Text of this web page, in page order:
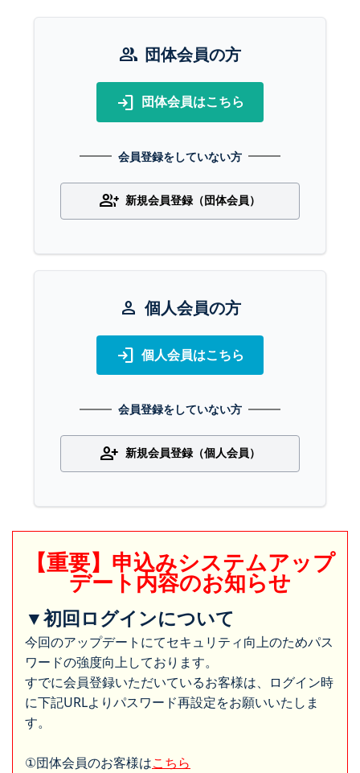
group 団体会員の方
login 団体会員はこちら
会員登録をしていない方
group_add 新規会員登録（団体会員）
person 個人会員の方
login 個人会員はこちら
会員登録をしていない方
person_add 新規会員登録（個人会員）
【重要】申込みシステムアップ
デート内容のお知らせ
▼初回ログインについて
今回のアップデートにてセキュリティ向上のためパス
ワードの強度向上しております。
すでに会員登録いただいているお客様は、ログイン時
に下記URLよりパスワード再設定をお願いいたしま
す。
①団体会員のお客様はこちら